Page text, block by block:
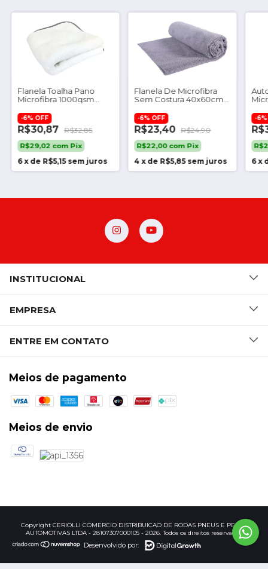
Flanela Toalha Pano
Microfibra 1000gsm
-6% OFF
R$30,87 R$32,85
R$29,02 com Pix
6 x de R$5,15 sem juros
Flanela De Microfibra
Sem Costura 40x60cm
-6% OFF
R$23,40 R$24,90
R$22,00 com Pix
4 x de R$5,85 sem juros
-6
6 x
INSTITUCIONAL
EMPRESA
ENTRE EM CONTATO
Meios de pagamento
Meios de envio
Copyright CERIOLLI COMERCIO DISTRIBUICAO DE RODAS PNEUS E PECAS
AUTOMOTIVAS LTDA - 28107307000105 - 2026. Todos os direitos reservados.
Desenvolvido por: